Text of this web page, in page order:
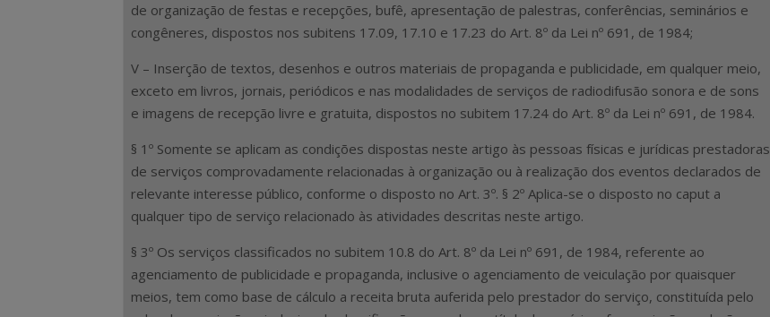
de organização de festas e recepções, bufê, apresentação de palestras, conferências, seminários e
congêneres, dispostos nos subitens 17.09, 17.10 e 17.23 do Art. 8º da Lei nº 691, de 1984;
V – Inserção de textos, desenhos e outros materiais de propaganda e publicidade, em qualquer meio,
exceto em livros, jornais, periódicos e nas modalidades de serviços de radiodifusão sonora e de sons
e imagens de recepção livre e gratuita, dispostos no subitem 17.24 do Art. 8º da Lei nº 691, de 1984.
§ 1º Somente se aplicam as condições dispostas neste artigo às pessoas físicas e jurídicas prestadoras
de serviços comprovadamente relacionadas à organização ou à realização dos eventos declarados de
relevante interesse público, conforme o disposto no Art. 3º. § 2º Aplica-se o disposto no caput a
qualquer tipo de serviço relacionado às atividades descritas neste artigo.
§ 3º Os serviços classificados no subitem 10.8 do Art. 8º da Lei nº 691, de 1984, referente ao
agenciamento de publicidade e propaganda, inclusive o agenciamento de veiculação por quaisquer
meios, tem como base de cálculo a receita bruta auferida pelo prestador do serviço, constituída pelo